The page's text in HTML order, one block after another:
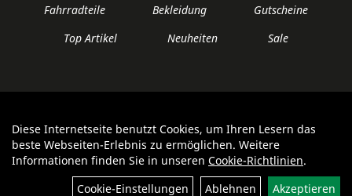
Filter
Fahrradteile
Bekleidung
Gutscheine
Top Artikel
Neuheiten Sale
Diese Internetseite benutzt Cookies, um Ihren Lesern das
beste Webseiten-Erlebnis zu ermöglichen. Weitere
Informationen finden Sie in unseren Cookie-Richtlinien.
Cookie-Einstellungen
Ablehnen Akzeptieren
Auftrag widerrufen